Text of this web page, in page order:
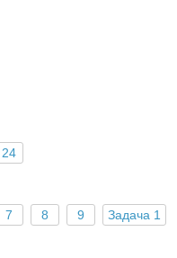
24
7 8 9 Задача 1